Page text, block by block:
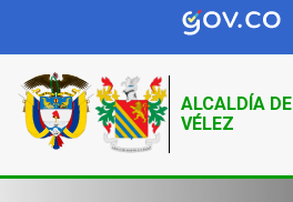
ALCALDÍA DE
VÉLEZ